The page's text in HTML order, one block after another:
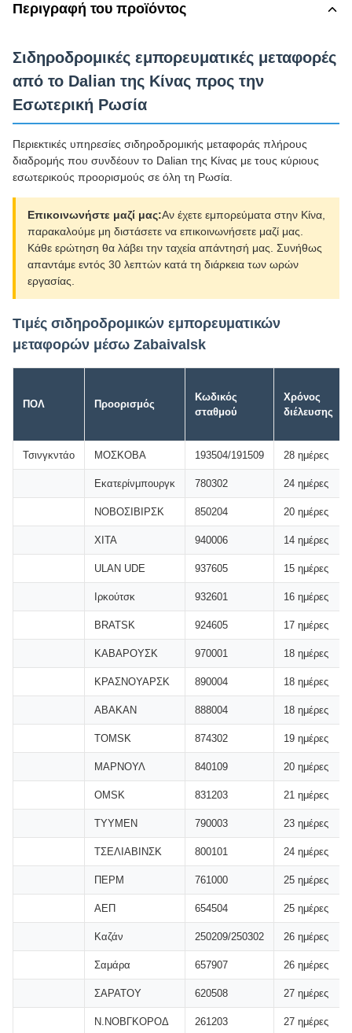
Περιγραφή του προϊόντος
Σιδηροδρομικές εμπορευματικές μεταφορές
από το Dalian της Κίνας προς την
Εσωτερική Ρωσία
Περιεκτικές υπηρεσίες σιδηροδρομικής μεταφοράς πλήρους
διαδρομής που συνδέουν το Dalian της Κίνας με τους κύριους
εσωτερικούς προορισμούς σε όλη τη Ρωσία.
Επικοινωνήστε μαζί μας:Αν έχετε εμπορεύματα στην Κίνα,
παρακαλούμε μη διστάσετε να επικοινωνήσετε μαζί μας.
Κάθε ερώτηση θα λάβει την ταχεία απάντησή μας. Συνήθως
απαντάμε εντός 30 λεπτών κατά τη διάρκεια των ωρών
εργασίας.
Τιμές σιδηροδρομικών εμπορευματικών
μεταφορών μέσω Zabaivalsk
ΠΟΛ Προορισμός
Κωδικός
σταθμού
Χρόνος
διέλευσης
Τσινγκντάο ΜΟΣΚΟΒΑ 193504/191509 28 ημέρες
Εκατερίνμπουργκ 780302 24 ημέρες
ΝΟΒΟΣΙΒΙΡΣΚ 850204 20 ημέρες
ΧΙΤΑ 940006 14 ημέρες
ULAN UDE 937605 15 ημέρες
Ιρκούτσκ 932601 16 ημέρες
BRATSK 924605 17 ημέρες
ΚΑΒΑΡΟΥΣΚ 970001 18 ημέρες
ΚΡΑΣΝΟΥΑΡΣΚ 890004 18 ημέρες
ΑΒΑΚΑΝ 888004 18 ημέρες
ΤΟΜSK 874302 19 ημέρες
ΜΑΡΝΟΥΛ 840109 20 ημέρες
OMSK 831203 21 ημέρες
ΤΥΥΜΕΝ 790003 23 ημέρες
ΤΣΕΛΙΑΒΙΝΣΚ 800101 24 ημέρες
ΠΕΡΜ 761000 25 ημέρες
ΑΕΠ 654504 25 ημέρες
Καζάν 250209/250302 26 ημέρες
Σαμάρα 657907 26 ημέρες
ΣΑΡΑΤΟΥ 620508 27 ημέρες
Ν.ΝΟΒΓΚΟΡΟΔ 261203 27 ημέρες